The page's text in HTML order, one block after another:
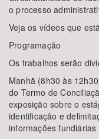
o processo
Veja os vídeos que
Programação
Os trabalhos serão
Manhã (8h30 às
do Termo de
exposição sobre o
identificação e
informações